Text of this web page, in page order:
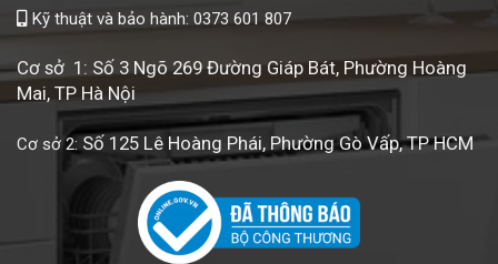
Kỹ thuật và bảo hành: 0373 601 807
Cơ sở 1: Số 3 Ngõ 269 Đường Giáp Bát, Phường Hoàng
Mai, TP Hà Nội
Cơ sở 2: Số 125 Lê Hoàng Phái, Phường Gò Vấp, TP HCM